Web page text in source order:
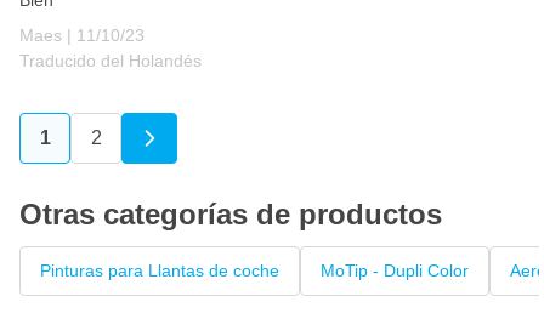
Maes | 11 de octubre de 2023
11/10/23
Traducido del Holandés
Actualmente estás leyendo página
1 Página
2
Otras categorías de productos
Pinturas para Llantas de coche MoTip - Dupli Color